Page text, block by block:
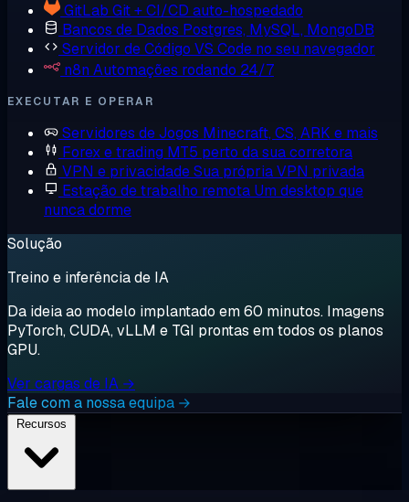
GitLab Git + CI/CD auto-hospedado
Bancos de Dados Postgres, MySQL, MongoDB
Servidor de Código VS Code no seu navegador
n8n Automações rodando 24/7
EXECUTAR E OPERAR
Servidores de Jogos Minecraft, CS, ARK e mais
Forex e trading MT5 perto da sua corretora
VPN e privacidadeSua própria VPN privada
Estação de trabalho remota Um desktop que
nunca dorme
Solução
Treino e inferência de IA
Da ideia ao modelo implantado em 60 minutos. Imagens
PyTorch, CUDA, vLLM e TGI prontas em todos os planos
GPU.
Ver cargas de IA →
Fale com a nossa equipa →